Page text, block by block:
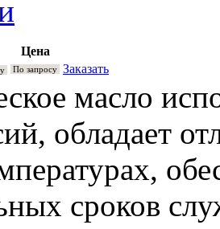
Цена
По запросу Заказать
масло
обладает
сроков